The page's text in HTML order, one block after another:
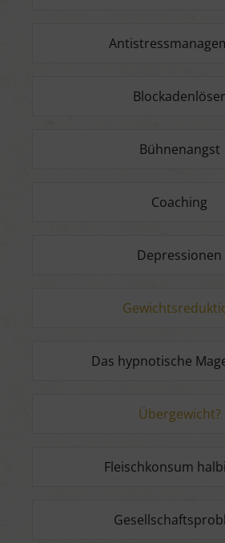
Blockadenlöser
Bühnenangst
Coaching
Depressionen
Das hypnotische
Übergewicht?
Fleischkonsum